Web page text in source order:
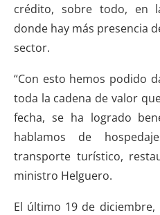
crédito, sobre todo, en
donde hay más presencia
sector.
“Con esto hemos podido
toda la cadena de valor
fecha, se ha logrado
hablamos de
transporte turístico,
ministro Helguero.
El último 19 de